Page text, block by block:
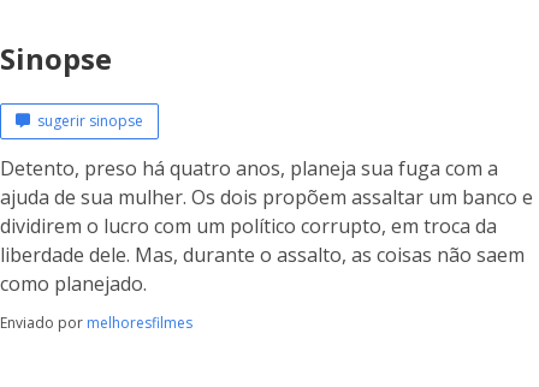
Sinopse
sugerir sinopse
Detento, preso há quatro anos, planeja sua fuga com a
ajuda de sua mulher. Os dois propõem assaltar um banco e
dividirem o lucro com um político corrupto, em troca da
liberdade dele. Mas, durante o assalto, as coisas não saem
como planejado.
Enviado por melhoresfilmes